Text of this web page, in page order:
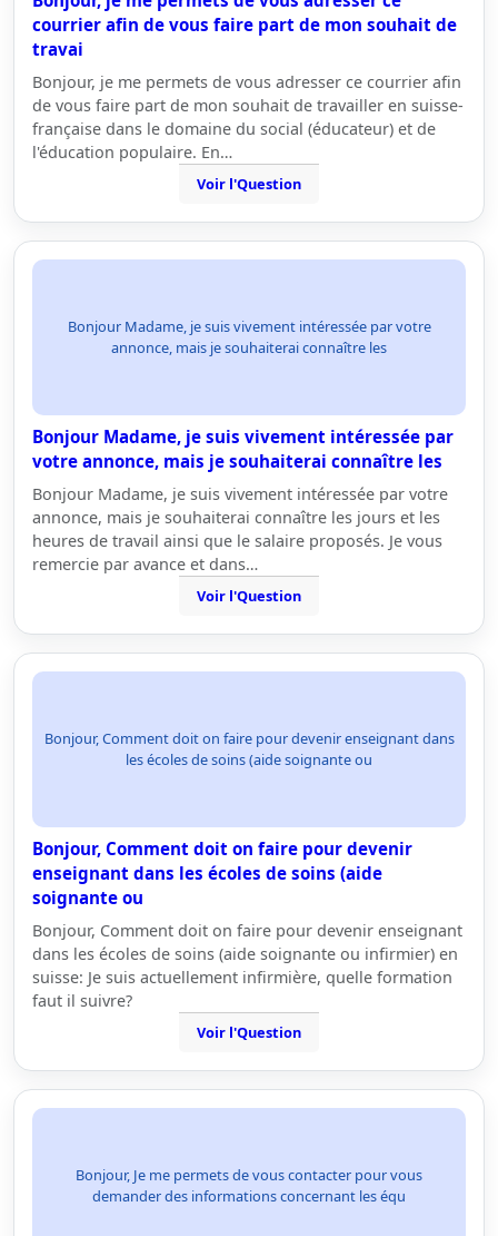
courrier afin de vous faire part de mon souhait de
travai
Bonjour, je me permets de vous adresser ce courrier afin
de vous faire part de mon souhait de travailler en suisse-
française dans le domaine du social (éducateur) et de
l'éducation populaire. En…
Voir l'Question
Bonjour Madame, je suis vivement intéressée par votre
annonce, mais je souhaiterai connaître les
Bonjour Madame, je suis vivement intéressée par
votre annonce, mais je souhaiterai connaître les
Bonjour Madame, je suis vivement intéressée par votre
annonce, mais je souhaiterai connaître les jours et les
heures de travail ainsi que le salaire proposés. Je vous
remercie par avance et dans…
Voir l'Question
Bonjour, Comment doit on faire pour devenir enseignant dans
les écoles de soins (aide soignante ou
Bonjour, Comment doit on faire pour devenir
enseignant dans les écoles de soins (aide
soignante ou
Bonjour, Comment doit on faire pour devenir enseignant
dans les écoles de soins (aide soignante ou infirmier) en
suisse: Je suis actuellement infirmière, quelle formation
faut il suivre?
Voir l'Question
Bonjour, Je me permets de vous contacter pour vous
demander des informations concernant les équ